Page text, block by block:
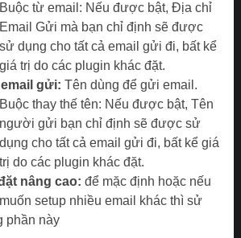
Buộc từ email: Nếu được bật, Địa chỉ
Email Gửi mà bạn chỉ định sẽ được
sử dụng cho tất cả email gửi đi, bất kể
giá trị do các plugin khác đặt.
gửi: Tên dùng để gửi email.
Buộc thay thế tên: Nếu được bật, Tên
người gửi bạn chỉ định sẽ được sử
dụng cho tất cả email gửi đi, bất kể giá
trị do các plugin khác đặt.
nâng cao: để mặc định hoặc nếu
setup nhiều email khác thì sử
phần này